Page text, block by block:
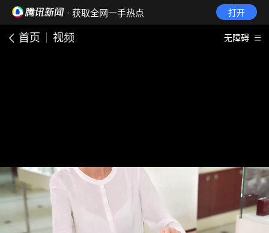
· 获取全网一手热点 打开
首页 视频 无障碍